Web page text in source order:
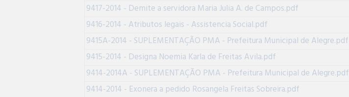
9417-2014 - Demite a servidora Maria Julia A. de Campos.pdf
9416-2014 - Atributos legais - Assistencia Social.pdf
9415A-2014 - SUPLEMENTAÇÃO PMA - Prefeitura Municipal de Alegre.pdf
9415-2014 - Designa Noemia Karla de Freitas Avila.pdf
9414-2014A - SUPLEMENTAÇÃO PMA - Prefeitura Municipal de Alegre.pdf
9414-2014 - Exonera a pedido Rosangela Freitas Sobreira.pdf